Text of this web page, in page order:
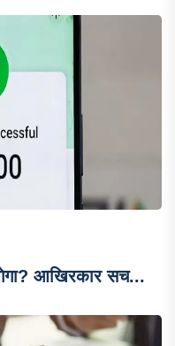
आखिरकार सच...